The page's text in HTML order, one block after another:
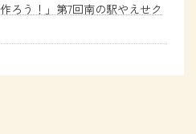
ろう！」第7回南の駅やえせク